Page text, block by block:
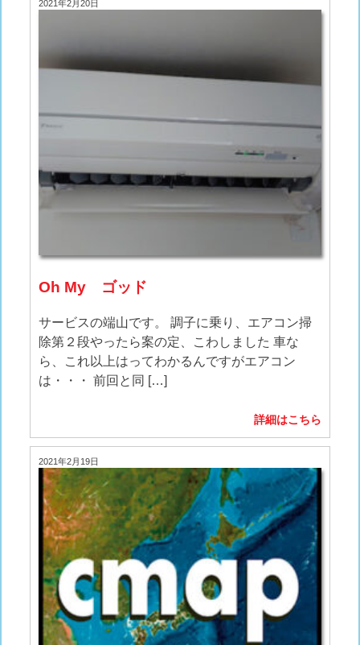
2021年2月20日
Oh My ゴッド
サービスの端山です。 調子に乗り、エアコン掃
除第２段やったら案の定、こわしました 車な
ら、これ以上はってわかるんですがエアコン
は・・・ 前回と同 […]
詳細はこちら
2021年2月19日